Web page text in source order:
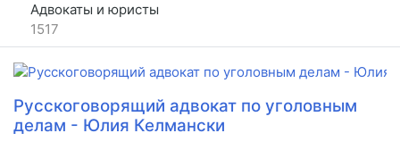
Адвокаты и юристы
1517
Русскоговорящий адвокат по уголовным
делам - Юлия Келмански